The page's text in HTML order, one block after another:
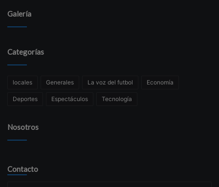
Galería
Categorías
locales Generales La voz del futbol Economía
Deportes Espectáculos Tecnología
Nosotros
Contacto